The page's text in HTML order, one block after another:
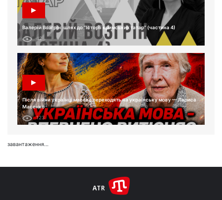
Валерій Возгрін: шлях до “Історії кримських татар” (частина 4)
42
Після війни українці масово переходять на українську мову — Лариса
Масенко
123
завантаження...